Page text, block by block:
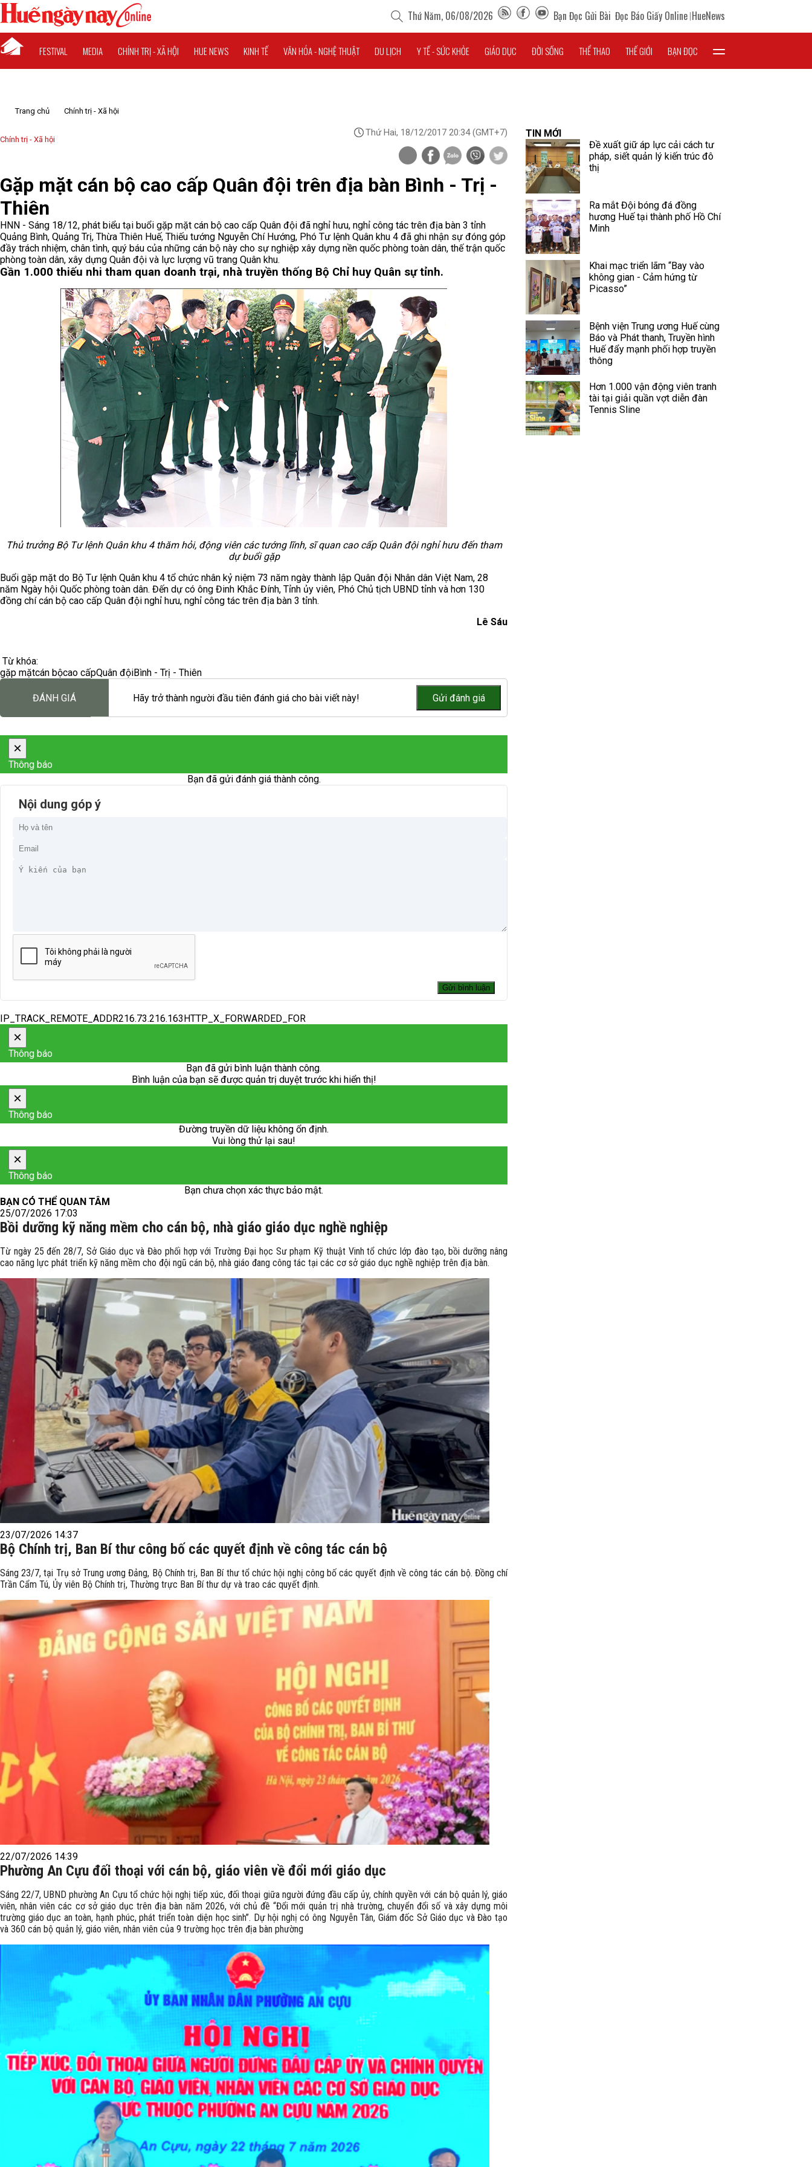
Thứ Năm, 06/08/2026 Bạn Đọc Gửi Bài Đọc Báo Giấy Online HueNews
FESTIVAL MEDIA CHÍNH TRỊ - XÃ HỘI HUE NEWS KINH TẾ VĂN HÓA - NGHỆ THUẬT DU LỊCH Y TẾ - SỨC KHỎE GIÁO DỤC ĐỜI SỐNG THỂ THAO THẾ GIỚI BẠN ĐỌC
Trang chủ Chính trị - Xã hội
Chính trị - Xã hội
Thứ Hai, 18/12/2017 20:34(GMT+7)
Gặp mặt cán bộ cao cấp Quân đội trên địa bàn Bình - Trị -
Thiên
HNN - Sáng 18/12, phát biểu tại buổi gặp mặt cán bộ cao cấp Quân đội đã nghỉ hưu, nghỉ công tác trên địa bàn 3 tỉnh
Quảng Bình, Quảng Trị, Thừa Thiên Huế, Thiếu tướng Nguyễn Chí Hướng, Phó Tư lệnh Quân khu 4 đã ghi nhận sự đóng góp
đầy trách nhiệm, chân tình, quý báu của những cán bộ này cho sự nghiệp xây dựng nền quốc phòng toàn dân, thế trận quốc
phòng toàn dân, xây dựng Quân đội và lực lượng vũ trang Quân khu.
Gần 1.000 thiếu nhi tham quan doanh trại, nhà truyền thống Bộ Chỉ huy Quân sự tỉnh.
Thủ trưởng Bộ Tư lệnh Quân khu 4 thăm hỏi, động viên các tướng lĩnh, sĩ quan cao cấp Quân đội nghỉ hưu đến tham
dự buổi gặp
Buổi gặp mặt do Bộ Tư lệnh Quân khu 4 tổ chức nhân kỷ niệm 73 năm ngày thành lập Quân đội Nhân dân Việt Nam, 28
năm Ngày hội Quốc phòng toàn dân. Đến dự có ông Đinh Khắc Đính, Tỉnh ủy viên, Phó Chủ tịch UBND tỉnh và hơn 130
đồng chí cán bộ cao cấp Quân đội nghỉ hưu, nghỉ công tác trên địa bàn 3 tỉnh.
Lê Sáu
Từ khóa:
gặp mặtcán bộcao cấpQuân độiBình - Trị - Thiên
ĐÁNH GIÁ Hãy trở thành người đầu tiên đánh giá cho bài viết này!
×
Thông báo
Bạn đã gửi đánh giá thành công.
Nội dung góp ý
IP_TRACK_REMOTE_ADDR216.73.216.163HTTP_X_FORWARDED_FOR
×
Thông báo
Bạn đã gửi bình luận thành công.
Bình luận của bạn sẽ được quản trị duyệt trước khi hiển thị!
×
Thông báo
Đường truyền dữ liệu không ổn định.
Vui lòng thử lại sau!
×
Thông báo
Bạn chưa chọn xác thực bảo mật.
BẠN CÓ THỂ QUAN TÂM
25/07/2026 17:03
Bồi dưỡng kỹ năng mềm cho cán bộ, nhà giáo giáo dục nghề nghiệp
Từ ngày 25 đến 28/7, Sở Giáo dục và Đào phối hợp với Trường Đại học Sư phạm Kỹ thuật Vinh tổ chức lớp đào tạo, bồi dưỡng nâng
cao năng lực phát triển kỹ năng mềm cho đội ngũ cán bộ, nhà giáo đang công tác tại các cơ sở giáo dục nghề nghiệp trên địa bàn.
23/07/2026 14:37
Bộ Chính trị, Ban Bí thư công bố các quyết định về công tác cán bộ
Sáng 23/7, tại Trụ sở Trung ương Đảng, Bộ Chính trị, Ban Bí thư tổ chức hội nghị công bố các quyết định về công tác cán bộ. Đồng chí
Trần Cẩm Tú, Ủy viên Bộ Chính trị, Thường trực Ban Bí thư dự và trao các quyết định.
22/07/2026 14:39
Phường An Cựu đối thoại với cán bộ, giáo viên về đổi mới giáo dục
Sáng 22/7, UBND phường An Cựu tổ chức hội nghị tiếp xúc, đối thoại giữa người đứng đầu cấp ủy, chính quyền với cán bộ quản lý, giáo
viên, nhân viên các cơ sở giáo dục trên địa bàn năm 2026, với chủ đề “Đổi mới quản trị nhà trường, chuyển đổi số và xây dựng môi
trường giáo dục an toàn, hạnh phúc, phát triển toàn diện học sinh”. Dự hội nghị có ông Nguyễn Tân, Giám đốc Sở Giáo dục và Đào tạo
và 360 cán bộ quản lý, giáo viên, nhân viên của 9 trường học trên địa bàn phường
TIN MỚI
Đề xuất giữ áp lực cải cách tư
pháp, siết quản lý kiến trúc đô
thị
Ra mắt Đội bóng đá đồng
hương Huế tại thành phố Hồ Chí
Minh
Khai mạc triển lãm “Bay vào
không gian - Cảm hứng từ
Picasso”
Bệnh viện Trung ương Huế cùng
Báo và Phát thanh, Truyền hình
Huế đẩy mạnh phối hợp truyền
thông
Hơn 1.000 vận động viên tranh
tài tại giải quần vợt diễn đàn
Tennis Sline